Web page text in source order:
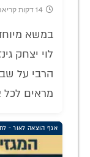
14 דקות קריאה
במשא
לוי יצחק
הרבי על
מראים
אגף הוצאה לאור -